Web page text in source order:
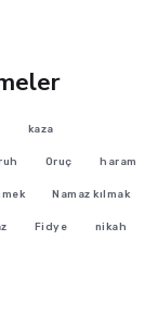
kaza
Oruç haram
Namaz kılmak
Fidye nikah